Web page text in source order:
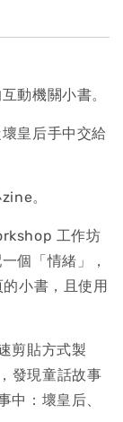
動機關小書。
皇后手中交給
。
工作坊
個「情緒」，
小書，且使用
剪貼方式製
發現童話故事
中：壞皇后、